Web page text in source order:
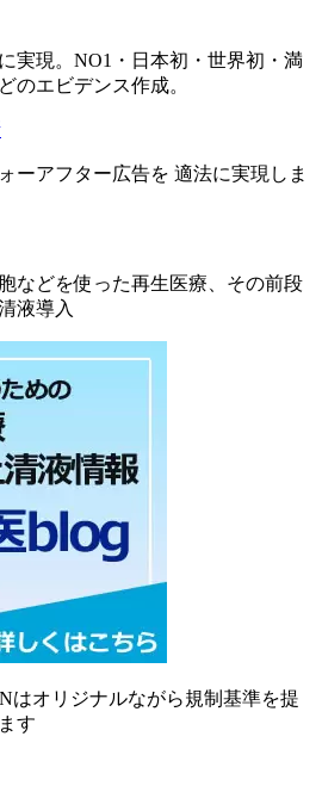
実現。NO1・日本初・世界初・満
のエビデンス作成。
ーアフター広告を 適法に実現しま
などを使った再生医療、その前段
液導入
はオリジナルながら規制基準を提
す